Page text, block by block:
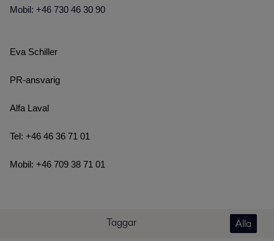
Mobil: +46 730 46 30 90
Eva Schiller
PR-ansvarig
Alfa Laval
Tel: +46 46 36 71 01
Mobil: +46 709 38 71 01
Taggar Alla